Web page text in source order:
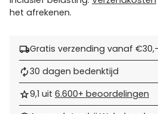
het afrekenen.
Gratis verzending vanaf €30,-
30 dagen bedenktijd
9,1 uit 6.600+ beoordelingen